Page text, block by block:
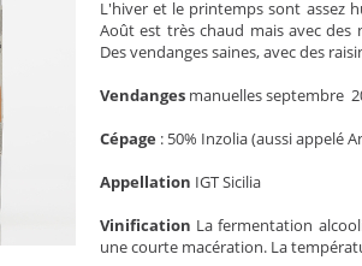
L'hiver et le printemps sont assez
Août est très chaud mais avec
Des vendanges saines, avec des
Vendanges manuelles septembre
Cépage : 50% Inzolia (aussi appelé
Appellation IGT Sicilia
Vinification La fermentation
une courte macération. La